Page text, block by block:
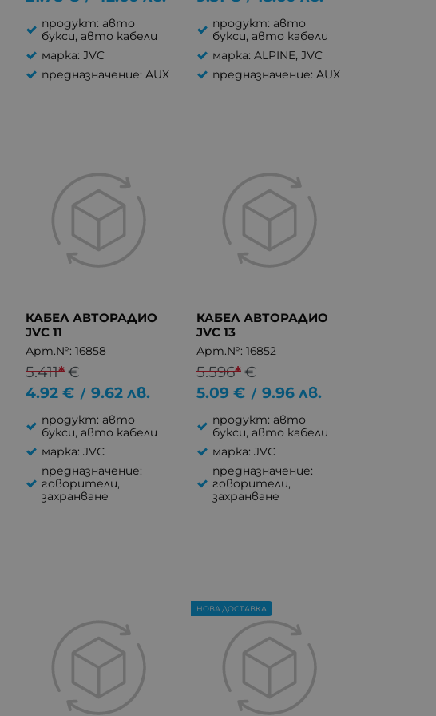
продукт: авто
букси, авто кабели
марка: JVC
предназначение: AUX
продукт: авто
букси, авто кабели
марка: ALPINE, JVC
предназначение: AUX
КАБЕЛ АВТОРАДИО
JVC 11
Арт.№: 16858
5.411*€
4.92 € / 9.62 лв.
продукт: авто
букси, авто кабели
марка: JVC
предназначение:
говорители,
захранване
КАБЕЛ АВТОРАДИО
JVC 13
Арт.№: 16852
5.596*€
5.09 € / 9.96 лв.
продукт: авто
букси, авто кабели
марка: JVC
предназначение:
говорители,
захранване
НОВА ДОСТАВКА